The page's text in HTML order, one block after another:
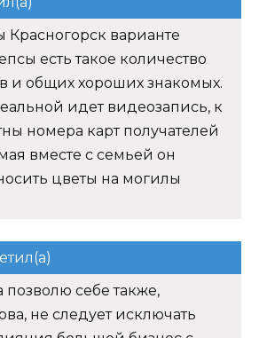
Красногорск варианте
есть такое количество
и общих хороших знакомых.
идет видеозапись, к
номера карт получателей
вместе с семьей он
цветы на могилы
себе также,
не следует исключать